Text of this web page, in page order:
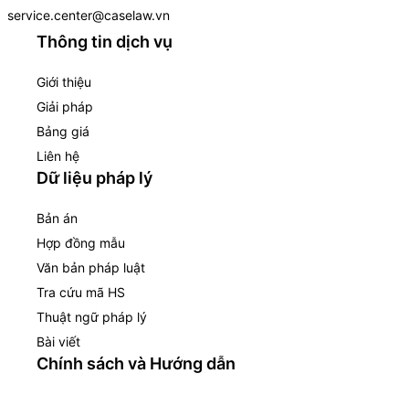
service.center@caselaw.vn
Thông tin dịch vụ
Giới thiệu
Giải pháp
Bảng giá
Liên hệ
Dữ liệu pháp lý
Bản án
Hợp đồng mẫu
Văn bản pháp luật
Tra cứu mã HS
Thuật ngữ pháp lý
Bài viết
Chính sách và Hướng dẫn